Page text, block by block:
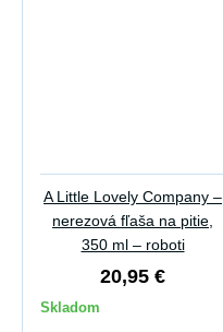
A Little Lovely Company –
nerezová fľaša na pitie,
350 ml – roboti
20,95 €
Skladom